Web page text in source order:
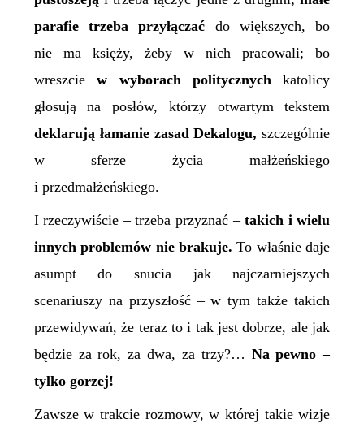
parafie trzeba przyłączać do większych, bo
nie ma księży, żeby w nich pracowali; bo
wreszciew wyborach politycznychkatolicy
głosują na posłów, którzy otwartym tekstem
deklarują łamanie zasad Dekalogu,szczególnie
w sferze życia małżeńskiego
i przedmałżeńskiego.
I rzeczywiście – trzeba przyznać –takich i wielu
innych problemów nie brakuje.To właśnie daje
asumpt do snucia jak najczarniejszych
scenariuszy na przyszłość – w tym także takich
przewidywań, że teraz to i tak jest dobrze, ale jak
będzie za rok, za dwa, za trzy?… Na pewno –
tylko gorzej!
Zawsze w trakcie rozmowy, w której takie wizje